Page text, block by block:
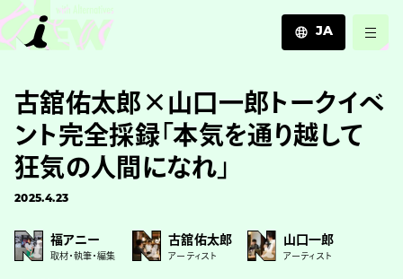
JA
EN
ZH
古舘佑太郎×山口一郎トークイベ
ント完全採録「本気を通り越して
狂気の人間になれ」
2025.4.23
福アニー
取材・執筆・編集
古舘佑太郎
アーティスト
山口一郎
アーティスト